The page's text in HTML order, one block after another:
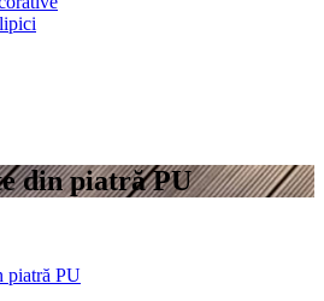
din piatră PU
piatră PU